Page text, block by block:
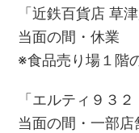
「近鉄百貨店 草津
当面の間・休業
※食品売り場１階
「エルティ９３
当面の間・一部